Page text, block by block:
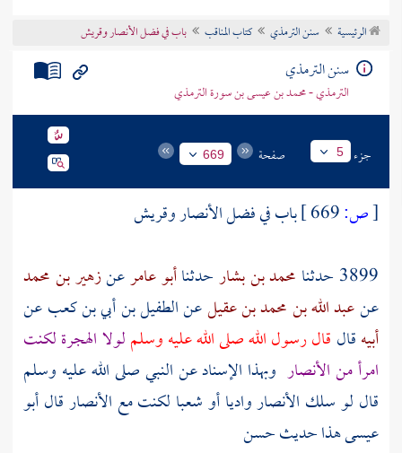
تراجم الأعلام
الرئيسية سنن الترمذي كتاب المناقب باب في فضل الأنصار وقريش
سنن الترمذي
الترمذي - محمد بن عيسى بن سورة الترمذي
جزء 5 صفحة 669
[ص: باب في فضلالأنصاروقريش
3899 حدثنا
محمد بن بشارحدثناأبو عامرعنزهير بن محمد
عنعبد الله بن محمد بن عقيلعنالطفيل بن أبي بن كعبعن
أبيهقال قال رسول الله صلى الله عليه وسلملولا الهجرة لكنت
امرأ منالأنصار وبهذا الإسناد عن النبي صلى الله عليه وسلم
قال لو سلك الأنصارواديا أو شعبا لكنت مع الأنصارقال أبو
عيسى هذا حديث حسن